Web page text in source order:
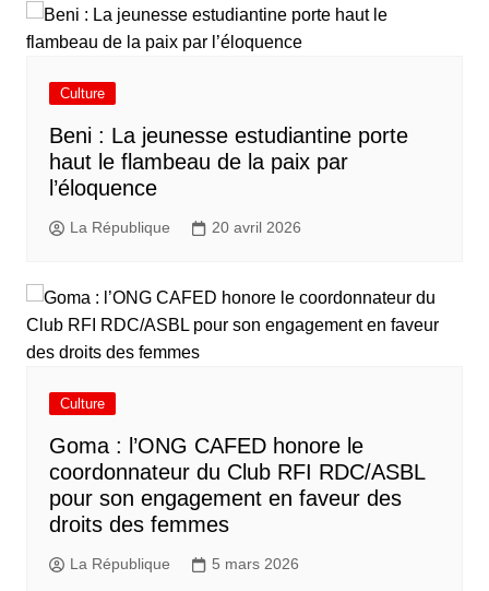
Culture
Beni : La jeunesse estudiantine porte
haut le flambeau de la paix par
l’éloquence
La République 20 avril 2026
Culture
Goma : l’ONG CAFED honore le
coordonnateur du Club RFI RDC/ASBL
pour son engagement en faveur des
droits des femmes
La République 5 mars 2026